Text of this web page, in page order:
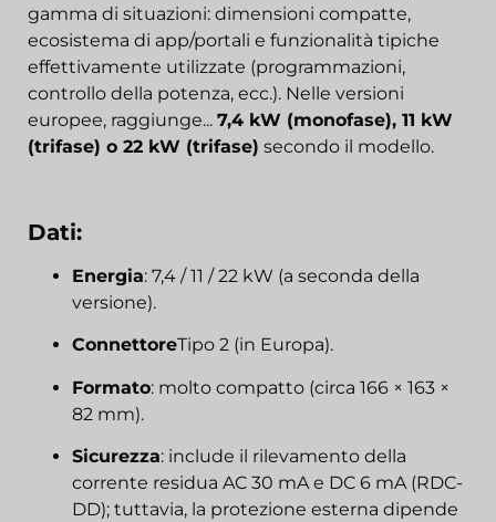
gamma di situazioni: dimensioni compatte,
ecosistema di app/portali e funzionalità tipiche
effettivamente utilizzate (programmazioni,
controllo della potenza, ecc.). Nelle versioni
europee, raggiunge... 7,4 kW (monofase), 11 kW
(trifase) o 22 kW (trifase) secondo il modello.
Dati:
Energia: 7,4 / 11 / 22 kW (a seconda della
versione).
ConnettoreTipo 2 (in Europa).
Formato: molto compatto (circa 166 × 163 ×
82 mm).
Sicurezza: include il rilevamento della
corrente residua AC 30 mA e DC 6 mA (RDC-
DD); tuttavia, la protezione esterna dipende